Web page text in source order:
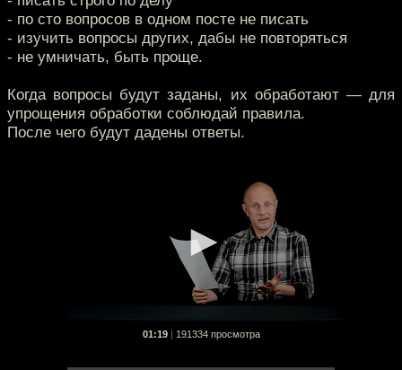
- по сто вопросов в одном посте не писать
- изучить вопросы других, дабы не повторяться
- не умничать, быть проще.
Когда вопросы будут заданы, их обработают — для
упрощения обработки соблюдай правила.
После чего будут дадены ответы.
01:19 191334 просмотра